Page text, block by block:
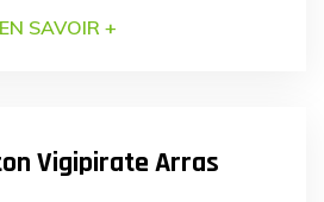
de-France a nécessité une
EN SAVOIR +
Vigipirate Arras